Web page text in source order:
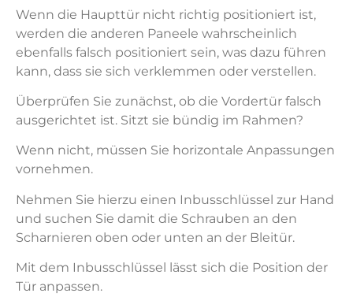
Wenn die Haupttür nicht richtig positioniert ist,
werden die anderen Paneele wahrscheinlich
ebenfalls falsch positioniert sein, was dazu führen
kann, dass sie sich verklemmen oder verstellen.
Überprüfen Sie zunächst, ob die Vordertür falsch
ausgerichtet ist. Sitzt sie bündig im Rahmen?
Wenn nicht, müssen Sie horizontale Anpassungen
vornehmen.
Nehmen Sie hierzu einen Inbusschlüssel zur Hand
und suchen Sie damit die Schrauben an den
Scharnieren oben oder unten an der Bleitür.
Mit dem Inbusschlüssel lässt sich die Position der
Tür anpassen.